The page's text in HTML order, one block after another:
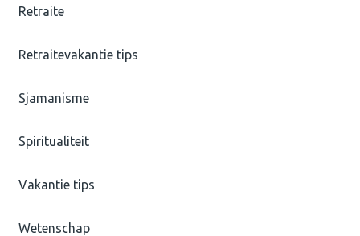
Retraite
Retraitevakantie tips
Sjamanisme
Spiritualiteit
Vakantie tips
Wetenschap